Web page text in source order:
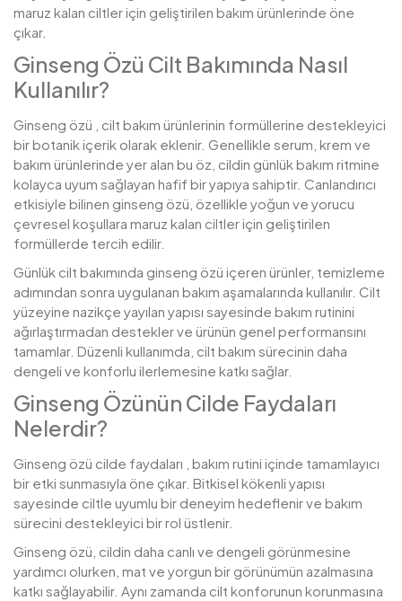
maruz kalan ciltler için geliştirilen bakım ürünlerinde öne
çıkar.
Ginseng Özü Cilt Bakımında Nasıl
Kullanılır?
Ginseng özü , cilt bakım ürünlerinin formüllerine destekleyici
bir botanik içerik olarak eklenir. Genellikle serum, krem ve
bakım ürünlerinde yer alan bu öz, cildin günlük bakım ritmine
kolayca uyum sağlayan hafif bir yapıya sahiptir. Canlandırıcı
etkisiyle bilinen ginseng özü, özellikle yoğun ve yorucu
çevresel koşullara maruz kalan ciltler için geliştirilen
formüllerde tercih edilir.
Günlük cilt bakımında ginseng özü içeren ürünler, temizleme
adımından sonra uygulanan bakım aşamalarında kullanılır. Cilt
yüzeyine nazikçe yayılan yapısı sayesinde bakım rutinini
ağırlaştırmadan destekler ve ürünün genel performansını
tamamlar. Düzenli kullanımda, cilt bakım sürecinin daha
dengeli ve konforlu ilerlemesine katkı sağlar.
Ginseng Özünün Cilde Faydaları
Nelerdir?
Ginseng özü cilde faydaları , bakım rutini içinde tamamlayıcı
bir etki sunmasıyla öne çıkar. Bitkisel kökenli yapısı
sayesinde ciltle uyumlu bir deneyim hedeflenir ve bakım
sürecini destekleyici bir rol üstlenir.
Ginseng özü, cildin daha canlı ve dengeli görünmesine
yardımcı olurken, mat ve yorgun bir görünümün azalmasına
katkı sağlayabilir. Aynı zamanda cilt konforunun korunmasına